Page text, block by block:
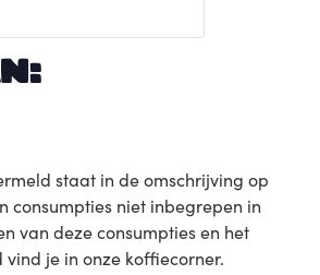
staat in de omschrijving op
consumpties niet inbegrepen in
van deze consumpties en het
je in onze koffiecorner.